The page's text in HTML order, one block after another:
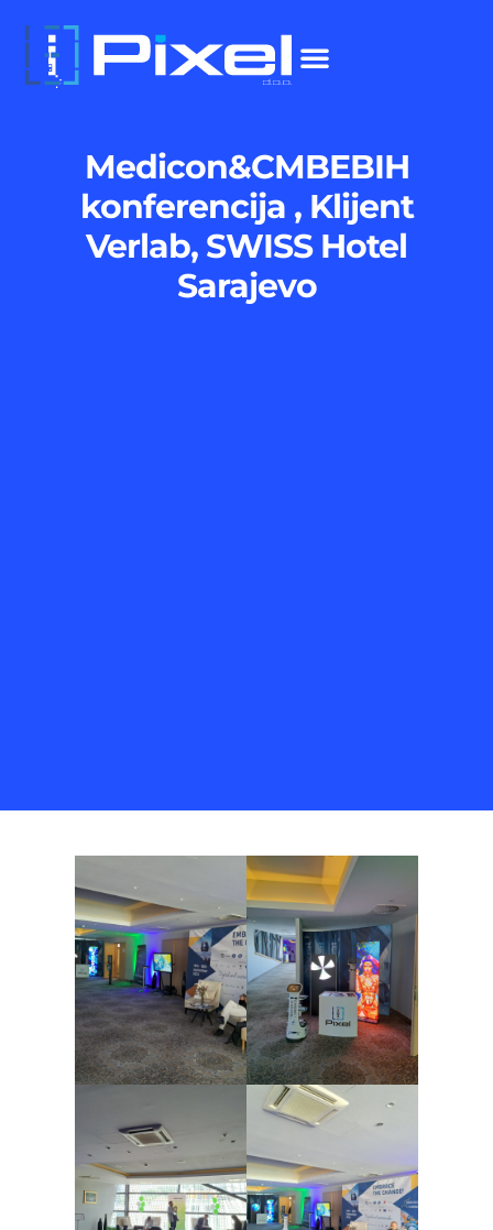
Medicon&CMBEBIH
konferencija , Klijent
Verlab, SWISS Hotel
Sarajevo